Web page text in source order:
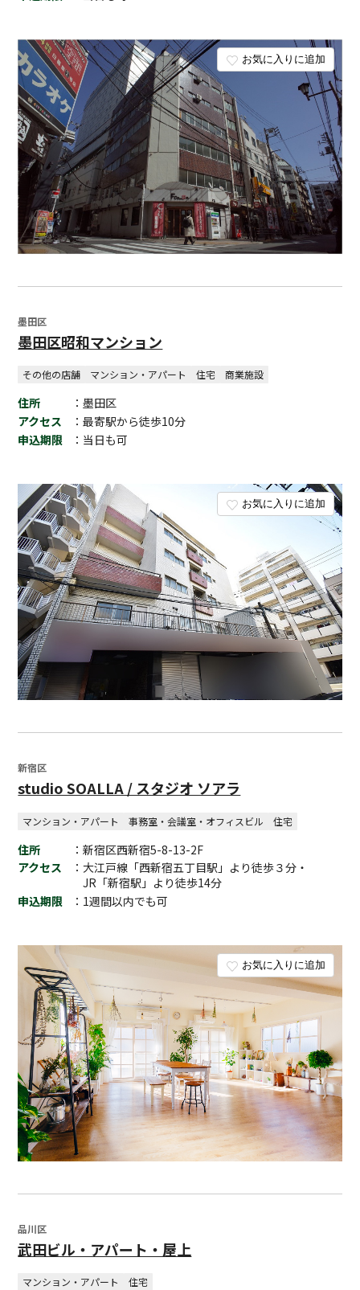
お気に入りに追加
お気に入りに追加
墨田区
墨田区昭和マンション
その他の店舗 マンション・アパート 住宅 商業施設
住所
：墨田区
アクセス
：最寄駅から徒歩10分
申込期限
：当日も可
お気に入りに追加
新宿区
studio SOALLA / スタジオ ソアラ
マンション・アパート 事務室・会議室・オフィスビル 住宅
住所
：新宿区西新宿5-8-13-2F
アクセス
：大江戸線「西新宿五丁目駅」より徒歩３分・
JR「新宿駅」より徒歩14分
申込期限
：1週間以内でも可
品川区
武田ビル・アパート・屋上
マンション・アパート 住宅